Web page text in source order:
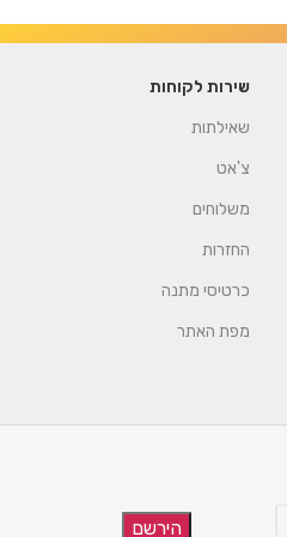
שירות לקוחות
שאילתות
צ'אט
משלוחים
החזרות
כרטיסי מתנה
מפת האתר
הירשם